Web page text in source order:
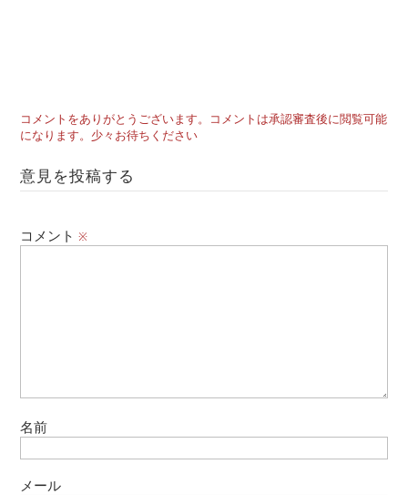
コメントをありがとうございます。コメントは承認審査後に閲覧可能
になります。少々お待ちください
意見を投稿する
コメント※
名前
メール